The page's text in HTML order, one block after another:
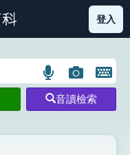
部首索引表圖示
登入
語
言
搜
圖
片
搜
開
鍵
圖
音讀檢索